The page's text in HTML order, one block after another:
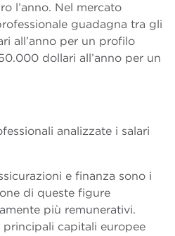
l’anno. Nel mercato
guadagna tra gli
all’anno per un profilo
dollari all’anno per un
analizzate i salari
e finanza sono i
di queste figure
più remunerativi.
principali capitali europee